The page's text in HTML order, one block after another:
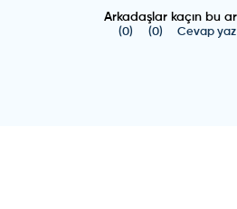
Arkadaşlar kaçın bu
(0) (0) Cevap yaz